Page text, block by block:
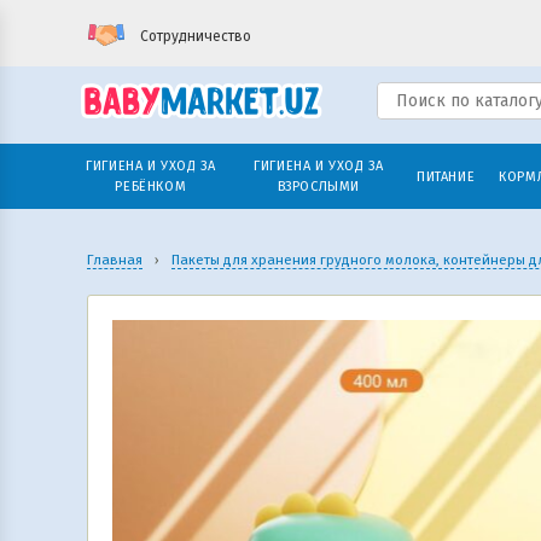
Сотрудничество
ГИГИЕНА И УХОД ЗА
РЕБЁНКОМ
ГИГИЕНА И УХОД ЗА
ВЗРОСЛЫМИ
ПИТАНИЕ
Главная › Пакеты для хранения грудного молока, контейнеры